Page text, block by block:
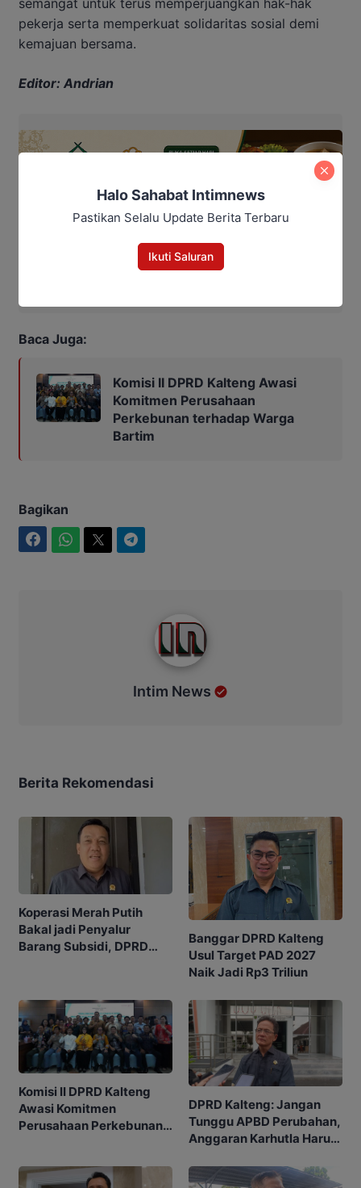
semangat untuk terus memperjuangkan hak-hak
pekerja serta memperkuat solidaritas sosial demi
kemajuan bersama.
Editor: Andrian
Baca Juga:
Komisi II DPRD Kalteng Awasi
Komitmen Perusahaan
Perkebunan terhadap Warga
Bartim
Bagikan
Intim News
Berita Rekomendasi
Koperasi Merah Putih
Bakal jadi Penyalur
Barang Subsidi, DPRD
Banggar DPRD Kalteng
Usul Target PAD 2027
Naik Jadi Rp3 Triliun
Komisi II DPRD Kalteng
Awasi Komitmen
Perusahaan Perkebunan
DPRD Kalteng: Jangan
Tunggu APBD Perubahan,
Anggaran Karhutla Harus
Halo Sahabat Intimnews
Pastikan Selalu Update Berita Terbaru
Ikuti Saluran